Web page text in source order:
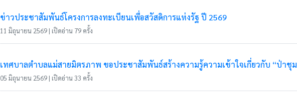
ข่าวประชาสัมพันธ์โครงการลงทะเบียนเพื่อสวัสดิการแห่งรัฐ ปี 2569
11 มิถุนายน 2569 | เปิดอ่าน 79 ครั้ง
เทศบาลตำบลแม่สายมิตรภาพ ขอประชาสัมพันธ์สร้างความรู้ความเข้าใจเกี่ยวกับ “ป่าชุ
05 มิถุนายน 2569 | เปิดอ่าน 33 ครั้ง